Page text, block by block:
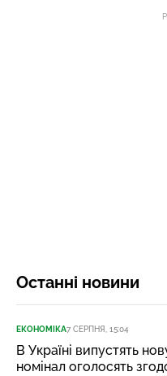
Останні новини
ЕКОНОМІКА7 СЕРПНЯ, 15:04
В Україні випустять
номінал оголосять